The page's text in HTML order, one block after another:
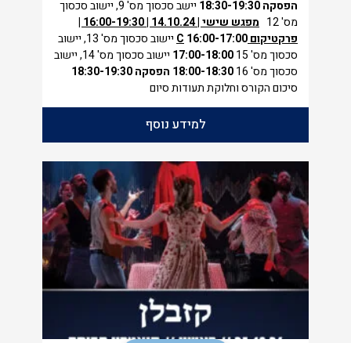
הפסקה18:30-19:30
יישב סכסוך מס' 9, יישוב סכסוך
מס' 12
מפגש שישי | 14.10.24 | 16:00-19:30 |
פרקטיקום
C 16:00-17:00
יישוב סכסוך מס' 13, יישוב
סכסוך מס' 15
17:00-18:00
יישוב סכסוך מס' 14, יישוב
סכסוך מס' 16
18:00-18:30 הפסקה18:30-19:30
סיכום הקורס וחלוקת תעודות סיום
למידע נוסף